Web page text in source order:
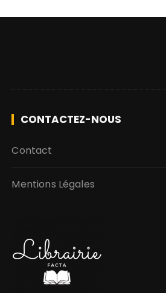
CONTACTEZ-NOUS
Contact
Mentions Légales